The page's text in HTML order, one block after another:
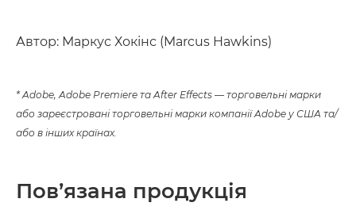
Автор: Маркус Хокінс (Marcus Hawkins)
* Adobe, Adobe Premiere та After Effects — торговельні марки
або зареєстровані торговельні марки компанії Adobe у США та/
або в інших країнах.
Пов’язана продукція